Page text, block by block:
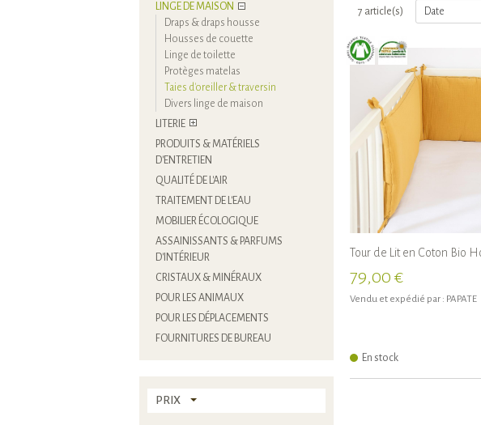
LINGE DE MAISON
Draps & draps housse
Housses de couette
Linge de toilette
Protèges matelas
Taies d'oreiller & traversin
Divers linge de maison
LITERIE
PRODUITS & MATÉRIELS
D'ENTRETIEN
QUALITÉ DE L'AIR
TRAITEMENT DE L'EAU
MOBILIER ÉCOLOGIQUE
ASSAINISSANTS & PARFUMS
D'INTÉRIEUR
CRISTAUX & MINÉRAUX
POUR LES ANIMAUX
POUR LES DÉPLACEMENTS
FOURNITURES DE BUREAU
PRIX
7 article(s) Date
Tour de Lit en Coton Bio
79,00 €
Vendu et expédié par : PAPATE
En stock